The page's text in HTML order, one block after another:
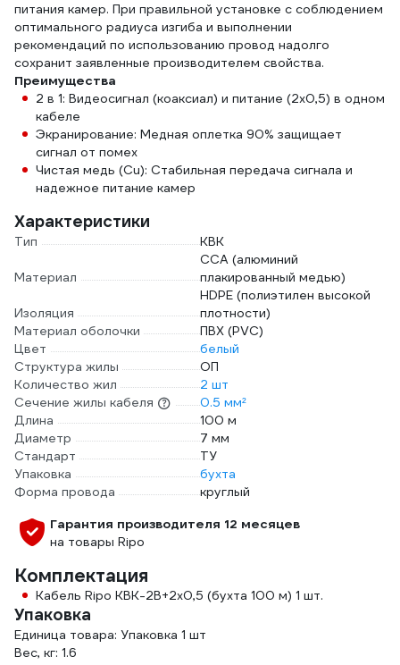
питания камер. При правильной установке с соблюдением
оптимального радиуса изгиба и выполнении
рекомендаций по использованию провод надолго
сохранит заявленные производителем свойства.
Преимущества
2 в 1: Видеосигнал (коаксиал) и питание (2x0,5) в одном
кабеле
Экранирование: Медная оплетка 90% защищает
сигнал от помех
Чистая медь (Cu): Стабильная передача сигнала и
надежное питание камер
Характеристики
Тип КВК
Материал
CCA (алюминий
плакированный медью)
Изоляция
HDPE (полиэтилен высокой
плотности)
Материал оболочки
ПВХ (PVC)
Цвет
белый
Структура жилы
ОП
Количество жил
2 шт
Сечение жилы кабеля
0.5 мм²
Длина
100 м
Диаметр
7 мм
Стандарт
ТУ
Упаковка
бухта
Форма провода
круглый
Гарантия производителя 12 месяцев
на товары Ripo
Комплектация
Кабель Ripo КВК-2В+2x0,5 (бухта 100 м) 1 шт.
Упаковка
Единица товара: Упаковка 1 шт
Вес, кг: 1.6